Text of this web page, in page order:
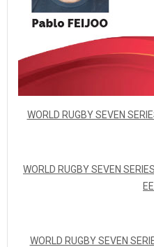
WORLD RUGBY SEVEN
WORLD RUGBY SEVEN
WORLD RUGBY SEVEN